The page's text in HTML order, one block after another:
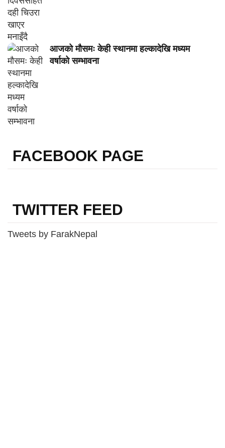
आजको मौसमः केही स्थानमा हल्कादेखि मध्यम
वर्षाको सम्भावना
FACEBOOK PAGE
TWITTER FEED
Tweets by FarakNepal